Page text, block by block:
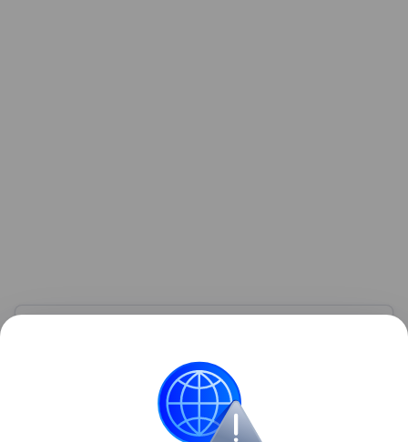
В глобальном мире перемещение товаров и услуг
из одной страны в другую для продажи — это
прежде всего обмен ресурсами, технологиями и